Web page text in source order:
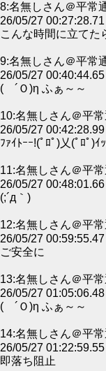
8:名無しさん＠平常
26/05/27
こんな時間に立てた
9:名無しさん＠平常
26/05/27
( ´Ｏ)η ふぁ～～
10:名無しさん＠平常
26/05/27
ﾌｧｲﾄｰｰ!(ﾟﾛﾟ)乂(ﾟﾛﾟ)ｲ
11:名無しさん＠平常
26/05/27
(;´д｀)ゞ
12:名無しさん＠平常
26/05/27
ご安全に
13:名無しさん＠平常
26/05/27
( ´Ｏ)η ふぁ～～
14:名無しさん＠平常
26/05/27
即落ち阻止